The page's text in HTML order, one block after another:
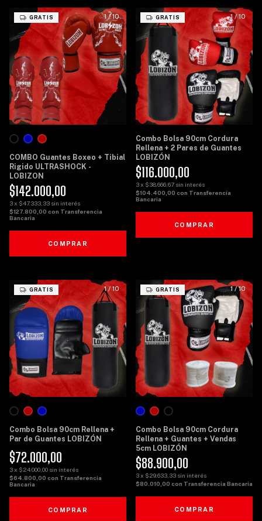
1/10
GRATIS
COMBO Guantes Boxeo + Tibial
Rigido ULTRASHOCK -
LOBIZON
$142.000,00
3x $47.333,33 sin interés
$127.800,00 con Transferencia
Bancaria
COMPRAR
1/10
GRATIS
Combo Bolsa 90cm Cordura
Rellena + 2 Pares de Guantes
LOBIZÓN
$116.000,00
3x $38.666,67 sin interés
$104.400,00 con Transferencia
Bancaria
COMPRAR
1/ 10
GRATIS
Combo Bolsa 90cm Rellena +
Par de Guantes LOBIZÓN
$72.000,00
3x $24.000,00 sin interés
$64.800,00 con Transferencia
Bancaria
COMPRAR
1/10
GRATIS
Combo Bolsa 90cm Cordura
Rellena + Guantes + Vendas
5cm LOBIZÓN
$88.900,00
3x $29.633,33 sin interés
$80.010,00 con Transferencia Bancaria
COMPRAR